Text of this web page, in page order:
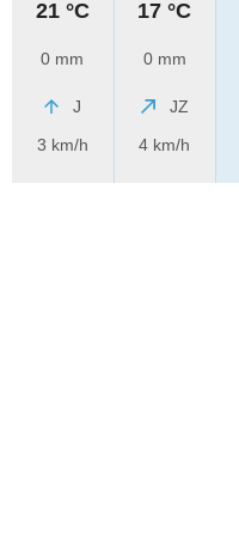
21 °C
0 mm
J
3 km/h
17 °C
0 mm
JZ
4 km/h